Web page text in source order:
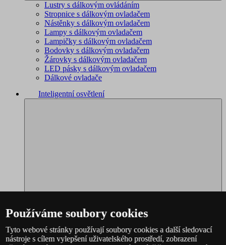
Lustry s dálkovým ovládáním
Stropnice s dálkovým ovladačem
Nástěnky s dálkovým ovladačem
Lampy s dálkovým ovladačem
Lampičky s dálkovým ovladačem
Bodovky s dálkovým ovladačem
Žárovky s dálkovým ovladačem
LED pásky s dálkovým ovladačem
Dálkové ovladače
Inteligentní osvětlení
Používáme soubory cookies
Tyto webové stránky používají soubory cookies a další sledovací
nástroje s cílem vylepšení uživatelského prostředí, zobrazení